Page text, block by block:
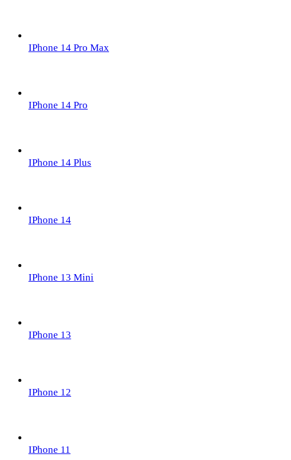
IPhone 14 Pro Max
IPhone 14 Pro
IPhone 14 Plus
IPhone 14
IPhone 13 Mini
IPhone 13
IPhone 12
IPhone 11